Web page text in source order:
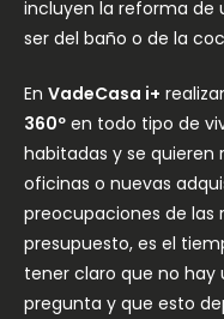
incluyen la reforma de
ser del baño o de la
En VadeCasa i+
360º en todo tipo de
habitadas y se quieren
oficinas o nuevas
preocupaciones de las
presupuesto, es el
tener claro que no hay
pregunta y que esto